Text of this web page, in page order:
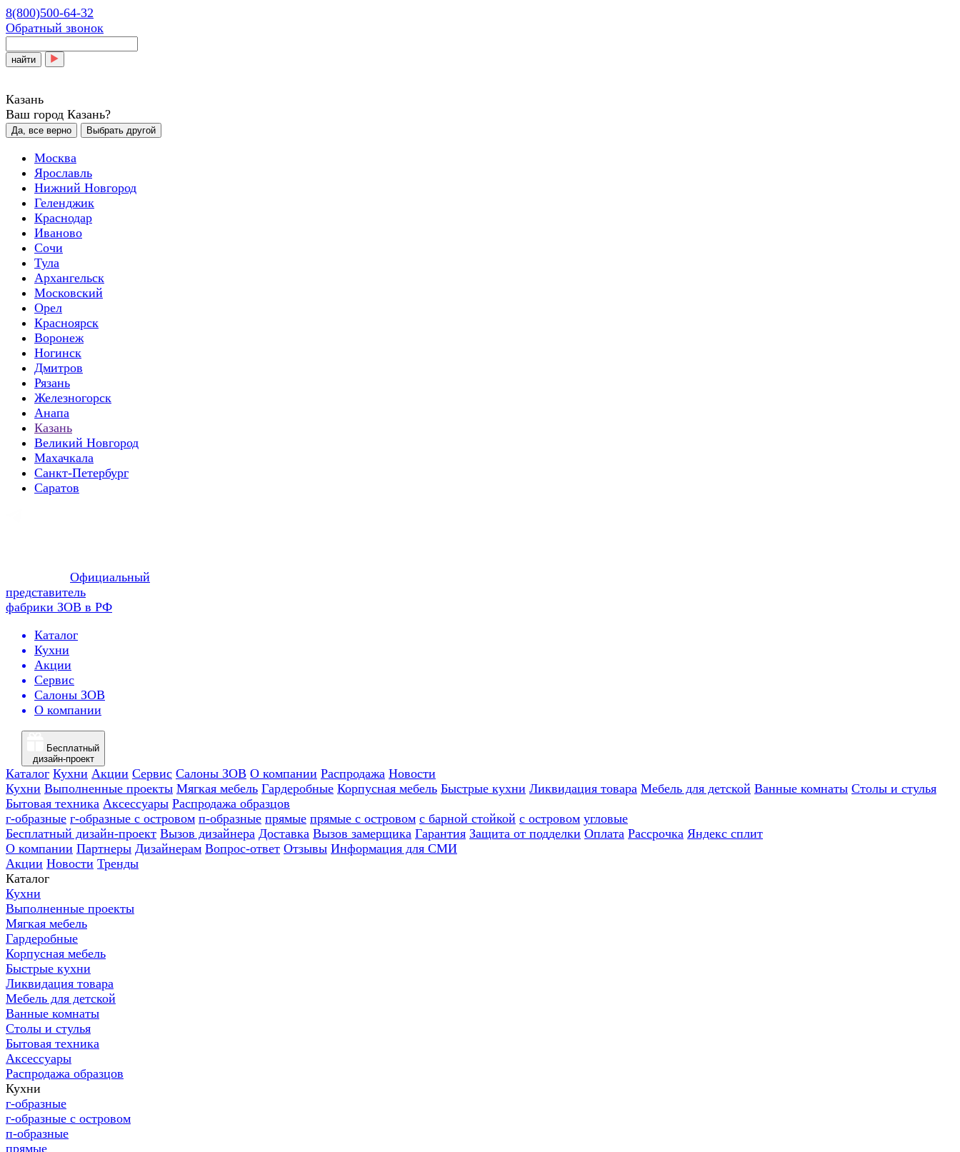
8(800)500-64-32
Обратный звонок
найти
Казань
Ваш город Казань?
Да, все верно Выбрать другой
Москва
Ярославль
Нижний Новгород
Геленджик
Краснодар
Иваново
Сочи
Тула
Архангельск
Московский
Орел
Красноярск
Воронеж
Ногинск
Дмитров
Рязань
Железногорск
Анапа
Казань
Великий Новгород
Махачкала
Санкт-Петербург
Саратов
Официальный
представитель
фабрики ЗОВ в РФ
Каталог
Кухни
Акции
Сервис
Салоны ЗОВ
О компании
Бесплатный
дизайн-проект
Каталог Кухни Акции Сервис Салоны ЗОВ О компании Распродажа Новости
Кухни Выполненные проекты Мягкая мебель Гардеробные Корпусная мебель Быстрые кухни Ликвидация товара Мебель для детской Ванные комнаты Столы и стулья
Бытовая техника Аксессуары Распродажа образцов
г-образные г-образные с островом п-образные прямые прямые с островом с барной стойкой с островом угловые
Бесплатный дизайн-проект Вызов дизайнера Доставка Вызов замерщика Гарантия Защита от подделки Оплата Рассрочка Яндекс сплит
О компании Партнеры Дизайнерам Вопрос-ответ Отзывы Информация для СМИ
Акции Новости Тренды
Каталог
Кухни
Выполненные проекты
Мягкая мебель
Гардеробные
Корпусная мебель
Быстрые кухни
Ликвидация товара
Мебель для детской
Ванные комнаты
Столы и стулья
Бытовая техника
Аксессуары
Распродажа образцов
Кухни
г-образные
г-образные с островом
п-образные
прямые